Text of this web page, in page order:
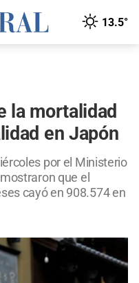
13.5°
la mortalidad
en Japón
por el Ministerio
que el
cayó en 908.574 en